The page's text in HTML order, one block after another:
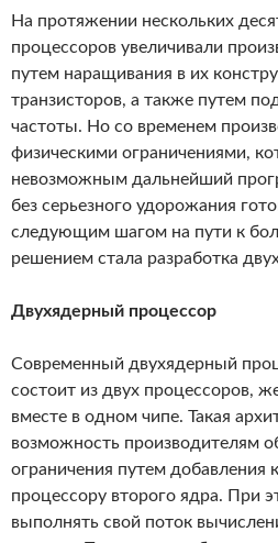
На протяжении нескольких
процессоров увеличивали
путем наращивания в их
транзисторов, а также путем
частоты. Но со временем
физическими ограничениями,
невозможным дальнейший
без серьезного удорожания
следующим шагом на пути к
решением стала разработка
Двухядерный процессор
Современный двухядерный
состоит из двух процессоров,
вместе в одном чипе. Такая
возможность производителям
ограничения путем добавления
процессору второго ядра. При
выполнять свой поток